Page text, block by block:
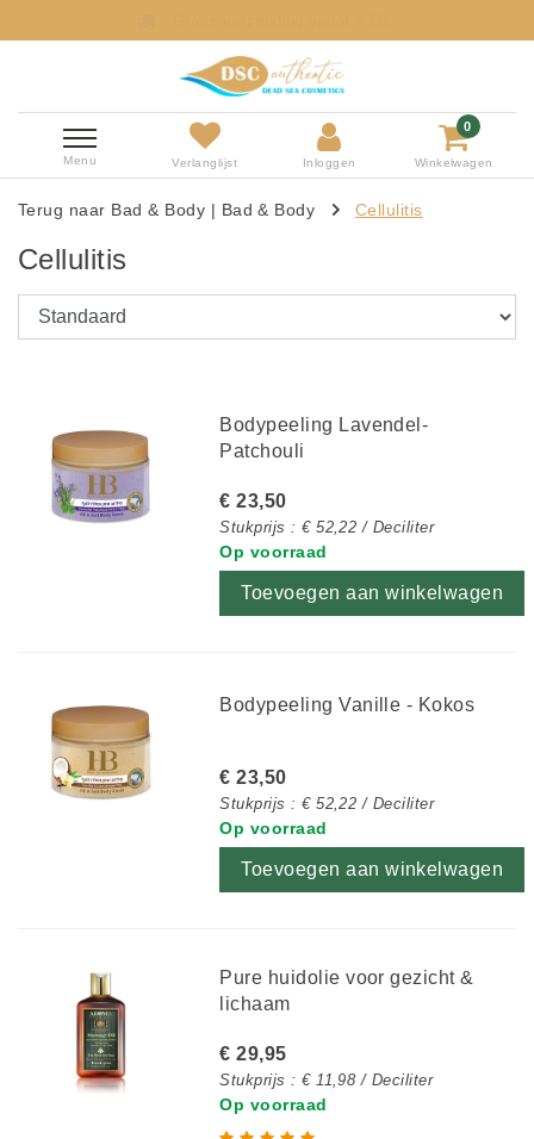
Menu Verlanglijst Inloggen
0
Winkelwagen
Terug naar Bad & Body | Bad & Body Cellulitis
Cellulitis
Bodypeeling Lavendel-
Patchouli
€ 23,50
Stukprijs : € 52,22 / Deciliter
Op voorraad
Toevoegen aan winkelwagen
Bodypeeling Vanille - Kokos
€ 23,50
Stukprijs : € 52,22 / Deciliter
Op voorraad
Toevoegen aan winkelwagen
Pure huidolie voor gezicht &
lichaam
€ 29,95
Stukprijs : € 11,98 / Deciliter
Op voorraad